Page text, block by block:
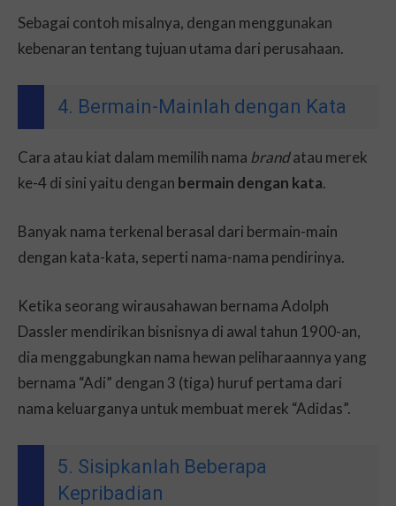
Sebagai contoh misalnya, dengan menggunakan
kebenaran tentang tujuan utama dari perusahaan.
4. Bermain-Mainlah dengan Kata
Cara atau kiat dalam memilih nama brandatau merek
ke-4 di sini yaitu dengan bermain dengan kata.
Banyak nama terkenal berasal dari bermain-main
dengan kata-kata, seperti nama-nama pendirinya.
Ketika seorang wirausahawan bernama Adolph
Dassler mendirikan bisnisnya di awal tahun 1900-an,
dia menggabungkan nama hewan peliharaannya yang
bernama “Adi” dengan 3 (tiga) huruf pertama dari
nama keluarganya untuk membuat merek “Adidas”.
5. Sisipkanlah Beberapa
Kepribadian